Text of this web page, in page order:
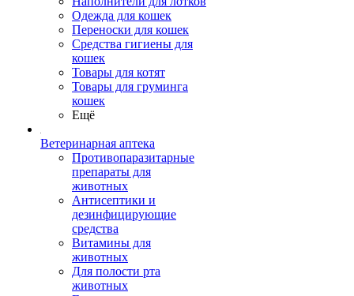
Одежда для кошек
Переноски для кошек
Средства гигиены для
кошек
Товары для котят
Товары для груминга
кошек
Ещё
Ветеринарная аптека
Противопаразитарные
препараты для
животных
Антисептики и
дезинфицирующие
средства
Витамины для
животных
Для полости рта
животных